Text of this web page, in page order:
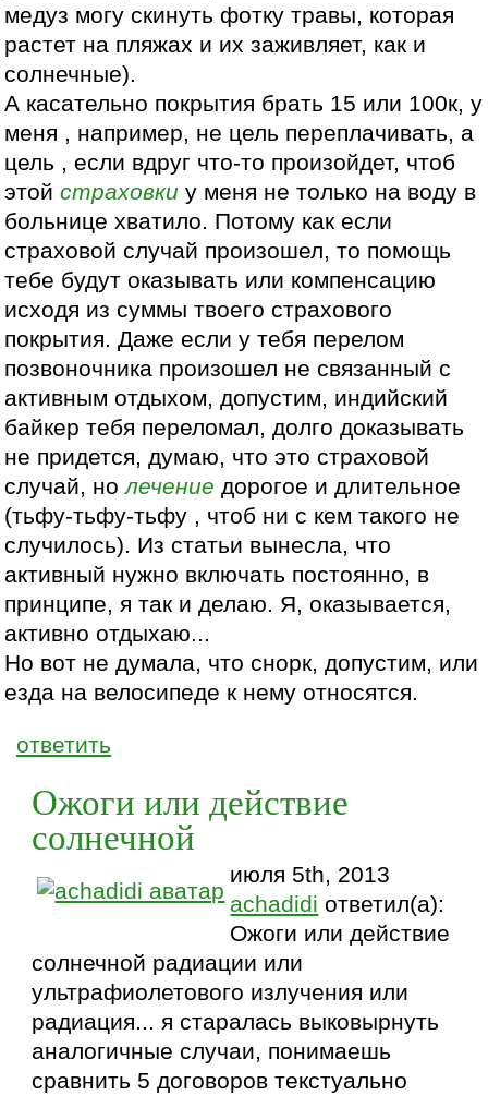
медуз могу скинуть фотку травы, которая
растет на пляжах и их заживляет, как и
солнечные).
А касательно покрытия брать 15 или 100к, у
меня , например, не цель переплачивать, а
цель , если вдруг что-то произойдет, чтоб
этойстраховки у меня не только на воду в
больнице хватило. Потому как если
страховой случай произошел, то помощь
тебе будут оказывать или компенсацию
исходя из суммы твоего страхового
покрытия. Даже если у тебя перелом
позвоночника произошел не связанный с
активным отдыхом, допустим, индийский
байкер тебя переломал, долго доказывать
не придется, думаю, что это страховой
случай, нолечение дорогое и длительное
(тьфу-тьфу-тьфу , чтоб ни с кем такого не
случилось). Из статьи вынесла, что
активный нужно включать постоянно, в
принципе, я так и делаю. Я, оказывается,
активно отдыхаю...
Но вот не думала, что снорк, допустим, или
езда на велосипеде к нему относятся.
ответить
Ожоги или действие
солнечной
июля 5th, 2013
achadidi ответил(а):
Ожоги или действие
солнечной радиации или
ультрафиолетового излучения или
радиация... я старалась выковырнуть
аналогичные случаи, понимаешь
сравнить 5 договоров текстуально